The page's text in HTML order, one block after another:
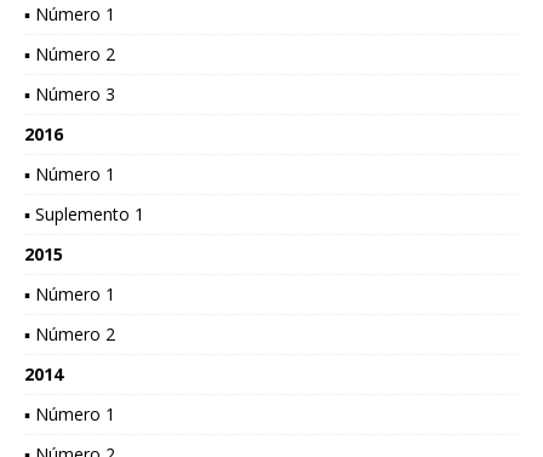
▪ Número 1
▪ Número 2
▪ Número 3
2016
▪ Número 1
▪ Suplemento 1
2015
▪ Número 1
▪ Número 2
2014
▪ Número 1